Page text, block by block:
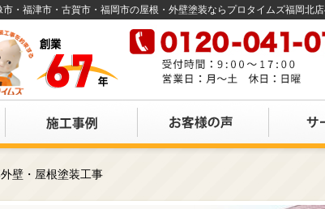
・福津市・古賀市・福岡市の屋根・外壁塗装ならプロタイムズ福岡北
壁・屋根塗装工事